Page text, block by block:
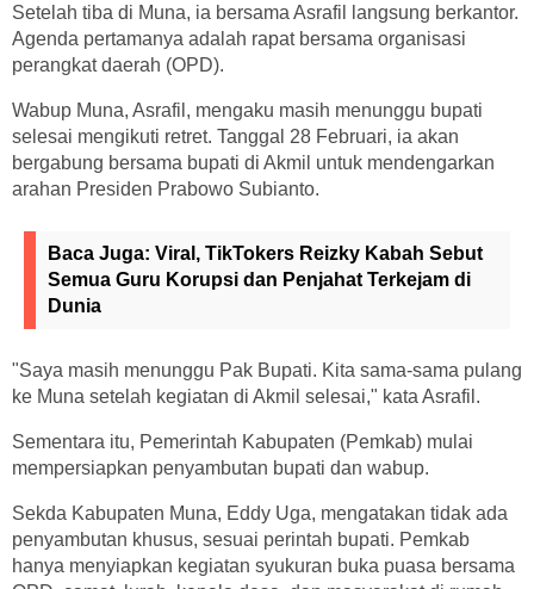
Setelah tiba di Muna, ia bersama Asrafil langsung berkantor.
Agenda pertamanya adalah rapat bersama organisasi
perangkat daerah (OPD).
Wabup Muna, Asrafil, mengaku masih menunggu bupati
selesai mengikuti retret. Tanggal 28 Februari, ia akan
bergabung bersama bupati di Akmil untuk mendengarkan
arahan Presiden Prabowo Subianto.
Baca Juga: Viral, TikTokers Reizky Kabah Sebut
Semua Guru Korupsi dan Penjahat Terkejam di
Dunia
"Saya masih menunggu Pak Bupati. Kita sama-sama pulang
ke Muna setelah kegiatan di Akmil selesai," kata Asrafil.
Sementara itu, Pemerintah Kabupaten (Pemkab) mulai
mempersiapkan penyambutan bupati dan wabup.
Sekda Kabupaten Muna, Eddy Uga, mengatakan tidak ada
penyambutan khusus, sesuai perintah bupati. Pemkab
hanya menyiapkan kegiatan syukuran buka puasa bersama